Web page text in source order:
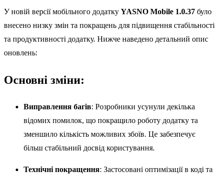
У новій версії мобільного додатку YASNO Mobile 1.0.37 було
внесено низку змін та покращень для підвищення стабільності
та продуктивності додатку. Нижче наведено детальний опис
оновлень:
Основні зміни:
Виправлення багів: Розробники усунули декілька
відомих помилок, що покращило роботу додатку та
зменшило кількість можливих збоїв. Це забезпечує
більш стабільний досвід користування.
Технічні покращення: Застосовані оптимізації в коді та